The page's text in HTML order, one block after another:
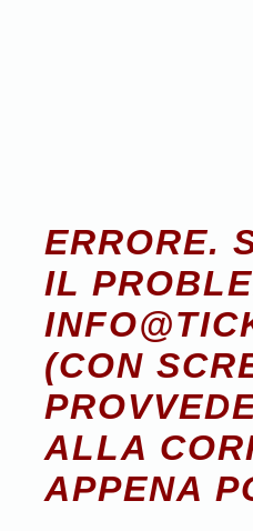
ERRORE.
IL
(CON
ALLA
APPENA